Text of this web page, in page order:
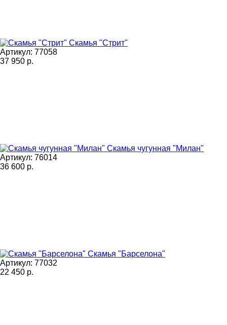
Скамья "Стрит"
Артикул: 77058
37 950 р.
Скамья чугунная "Милан"
Артикул: 76014
36 600 р.
Скамья "Барселона"
Артикул: 77032
22 450 р.